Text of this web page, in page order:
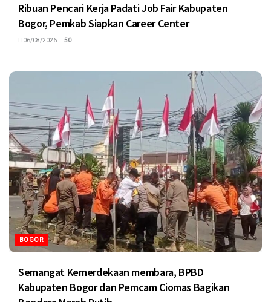
Ribuan Pencari Kerja Padati Job Fair Kabupaten
Bogor, Pemkab Siapkan Career Center
06/08/2026 50
BOGOR
Semangat Kemerdekaan membara, BPBD
Kabupaten Bogor dan Pemcam Ciomas Bagikan